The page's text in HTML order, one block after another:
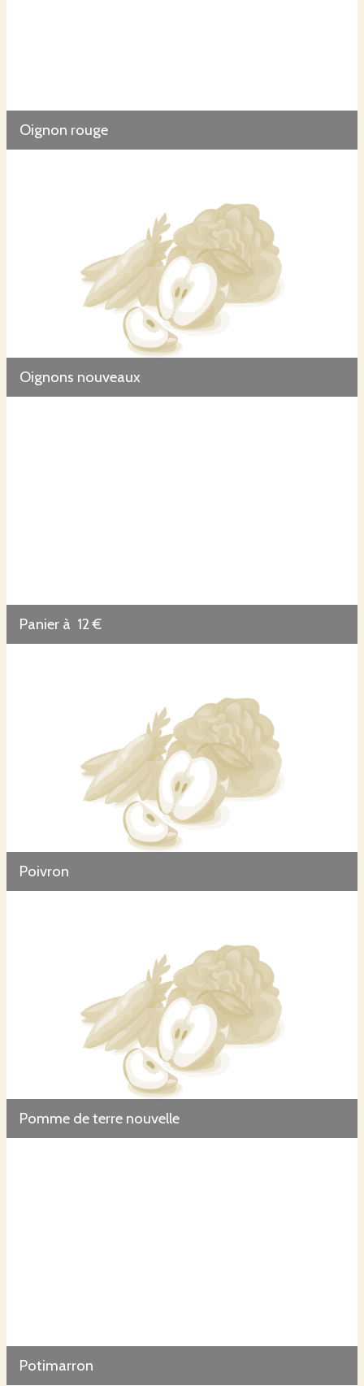
Oignon rouge
Oignons nouveaux
Panier à 12 €
Poivron
Pomme de terre nouvelle
Potimarron